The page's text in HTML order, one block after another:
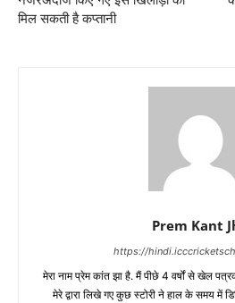
मिल सकती है कप्तानी
Prem Kant
https://
मेरा नाम प्रेम कांत झा है. मैं पीछे 4 वर्षों से खेल
मेरे द्वारा लिखे गए कुछ स्टोरी ने हाल के समय में